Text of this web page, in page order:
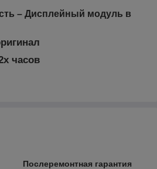
– Дисплейный модуль в
часов
Послеремонтная гарантия